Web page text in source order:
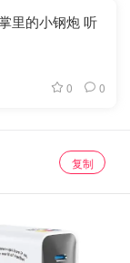
里的小钢炮 听
0 0
复制